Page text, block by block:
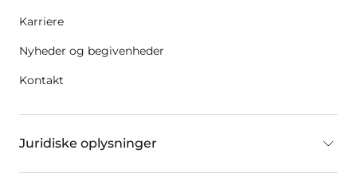
Karriere
Nyheder og begivenheder
Kontakt
Juridiske oplysninger